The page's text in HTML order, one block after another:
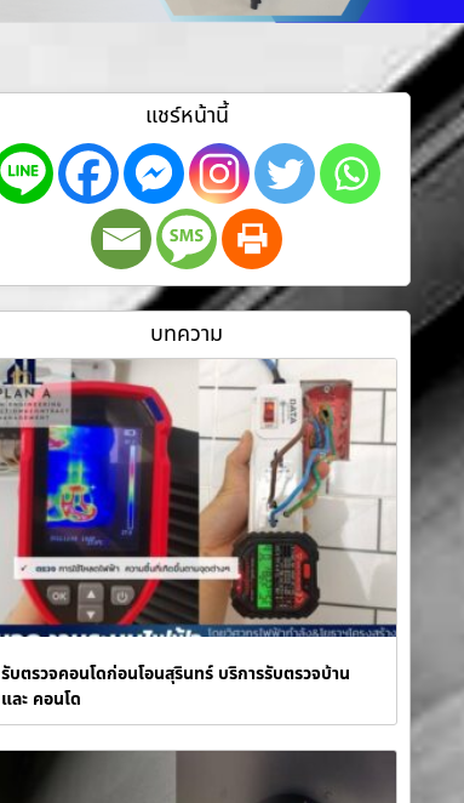
แชร์หน้านี้
บทความ
รับตรวจคอนโดก่อนโอนสุรินทร์ บริการรับตรวจบ้าน
และ คอนโด